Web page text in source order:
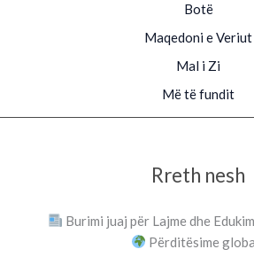
Botë
Maqedoni e Veriut
Mal i Zi
Më të fundit
Rreth nesh
Burimi juaj për Lajme dhe
Përditësime